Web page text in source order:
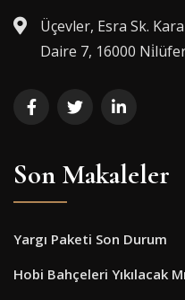
Üçevler, Esra Sk.
Daire 7, 16000
Son Makaleler
Yargı Paketi Son Durum
Hobi Bahçeleri Yıkılacak